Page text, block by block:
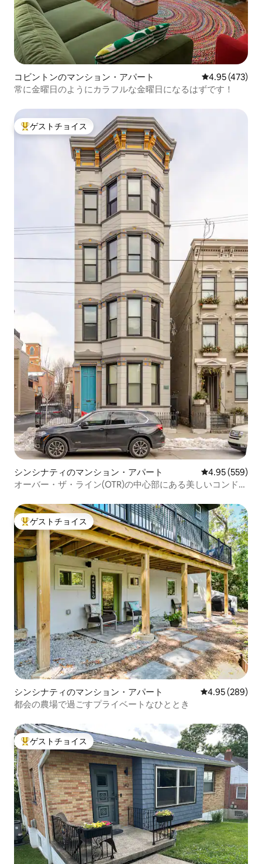
コビントンのマンション・アパート レビュー473
4.95 (473)
常に金曜日のようにカラフルな金曜日になるはずです！
大好評のゲストチョイスです。
ゲストチョイス
シンシナティのマンション・アパート レビュー559
4.95 (559)
オーバー・ザ・ライン(OTR)の中心部にある美しいコンドミ
大好評のゲストチョイスです。
ゲストチョイス
シンシナティのマンション・アパート レビュー289
4.95 (289)
都会の農場で過ごすプライベートなひととき
大好評のゲストチョイスです。
ゲストチョイス